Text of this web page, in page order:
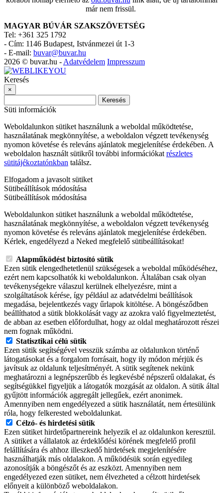
már nem frissül.
MAGYAR BÚVÁR SZAKSZÖVETSÉG
Tel: +361 325 1792
- Cím: 1146 Budapest, Istvánmezei út 1-3
- E-mail: buvar@buvar.hu
2026 © buvar.hu - Adatvédelem Impresszum
Keresés
×
Keresés
Süti információk
Weboldalunkon sütiket használunk a weboldal működtetése,
használatának megkönnyítése, a weboldalon végzett tevékenység
nyomon követése és releváns ajánlatok megjelenítése érdekében. A
weboldalon használt sütikről további információkat részletes
sütitájékoztatónkban találsz.
Elfogadom a javasolt sütiket
Sütibeállítások módosítása
Sütibeállítások módosítása
Weboldalunkon sütiket használunk a weboldal működtetése,
használatának megkönnyítése, a weboldalon végzett tevékenység
nyomon követése és releváns ajánlatok megjelenítése érdekében.
Kérlek, engedélyezd a Neked megfelelő sütibeállításokat!
Alapműködést biztosító sütik
Ezen sütik elengedhetetlenül szükségesek a weboldal működéséhez,
ezért nem kapcsolhatók ki weboldalunkon. Általában csak olyan
tevékenységekre válaszul kerülnek elhelyezésre, mint a
szolgáltatások kérése, így például az adatvédelmi beállítások
megadása, bejelentkezés vagy űrlapok kitöltése. A böngésződben
beállíthatod a sütik blokkolását vagy az azokra való figyelmeztetést,
de abban az esetben előfordulhat, hogy az oldal meghatározott részei
nem fognak működni.
Statisztikai célú sütik
Ezen sütik segítségével vesszük számba az oldalunkon történő
látogatásokat és a forgalom forrásait, hogy ily módon mérjük és
javítsuk az oldalunk teljesítményét. A sütik segítenek nekünk
meghatározni a legnépszerűbb és legkevésbé népszerű oldalakat, és
segítségükkel figyeljük a látogatók mozgását az oldalon. A sütik által
gyűjtött információk aggregált jellegűek, ezért anonimek.
Amennyiben nem engedélyezed a sütik használatát, nem értesülünk
róla, hogy felkerested weboldalunkat.
Célzó- és hirdetési sütik
Ezen sütiket hirdetőpartnereink helyezik el az oldalunkon keresztül.
A sütiket a vállalatok az érdeklődési körének megfelelő profil
felállítására és ahhoz illeszkedő hirdetések megjelenítésére
használhatják más oldalakon. A működésük során egyedileg
azonosítják a böngészőt és az eszközt. Amennyiben nem
engedélyezed ezen sütiket, nem élvezheted a célzott hirdetések
előnyeit a különböző weboldalakon.